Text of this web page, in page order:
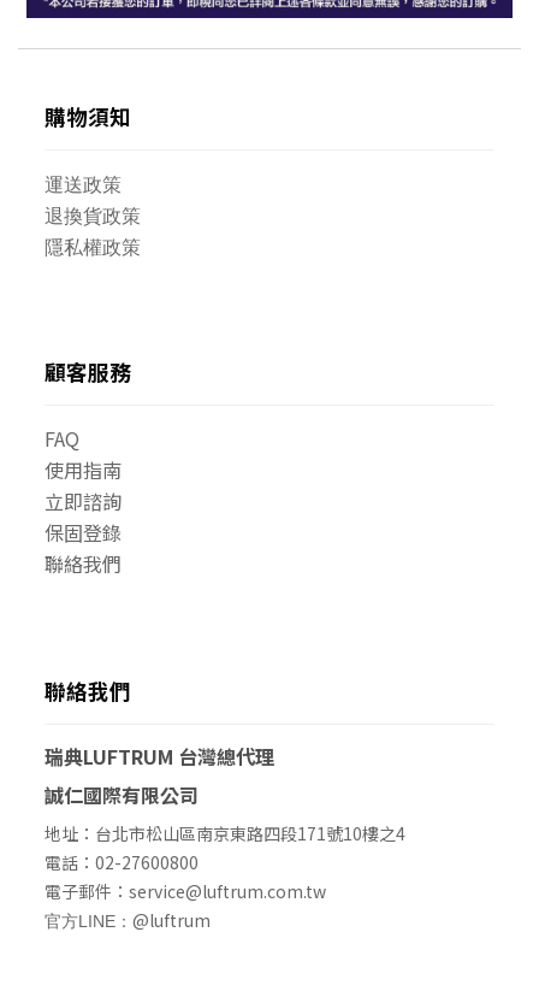
購物須知
運送政策
退換貨政策
隱私權政策
顧客服務
FAQ
使用指南
立即諮詢
保固登錄
聯絡我們
聯絡我們
瑞典LUFTRUM 台灣總代理
誠仁國際有限公司
地址：台北市松山區南京東路四段171號10樓之4
電話：02-27600800
電子郵件：service@luftrum.com.tw
官方LINE： @luftrum